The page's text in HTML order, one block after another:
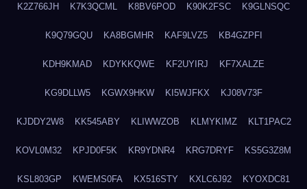
K2Z766JH K7K3QCML K8BV6POD K90K2FSC K9GLNSQC
K9Q79GQU KA8BGMHR KAF9LVZ5 KB4GZPFI
KDH9KMAD KDYKKQWE KF2UYIRJ KF7XALZE
KG9DLLW5 KGWX9HKW KI5WJFKX KJ08V73F
KJDDY2W8 KK545ABY KLIWWZOB KLMYKIMZ KLT1PAC2
KOVL0M32 KPJD0F5K KR9YDNR4 KRG7DRYF KS5G3Z8M
KSL803GP KWEMS0FA KX516STY KXLC6J92 KYOXDC81